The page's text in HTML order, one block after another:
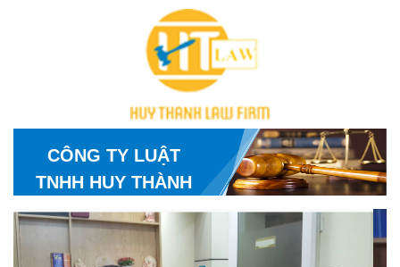
CÔNG TY LUẬT
TNHH HUY THÀNH